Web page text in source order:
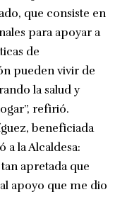
que consiste en
para apoyar a
de
pueden vivir de
la salud y
refirió.
beneficiada
a la Alcaldesa:
apretada que
apoyo que me dio